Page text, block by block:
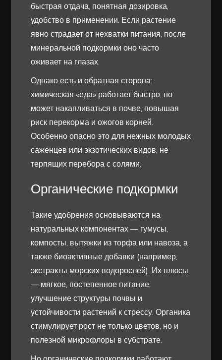
быстрая отдача, понятная дозировка,
удобство в применении. Если растение
явно страдает от нехватки питания, после
минеральной подкормки оно часто
оживает на глазах.
Однако есть и обратная сторона:
химическая «еда» работает быстро, но
может накапливаться в почве, повышая
риск перекорма и ожогов корней.
Особенно опасно это для нежных молодых
саженцев или экзотических видов, не
терпящих перебора с солями.
Органические подкормки
Такие удобрения основываются на
натуральных компонентах — гумусы,
компосты, вытяжки из торфа или навоза, а
также биоактивные добавки (например,
экстракты морских водорослей). Их плюсы
— мягкое, постепенное питание,
улучшение структуры почвы и
устойчивости растений к стрессу. Органика
стимулирует рост не только цветов, но и
полезной микрофлоры в субстрате.